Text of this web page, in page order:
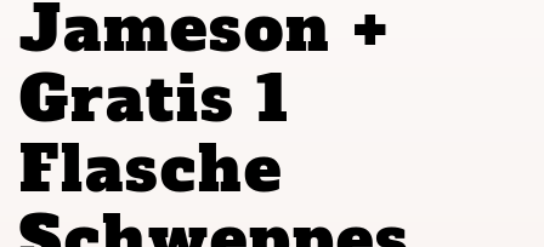
Jameson +
Gratis 1
Flasche